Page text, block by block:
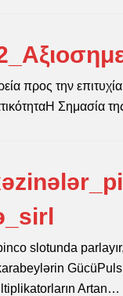
προς την
Σημασία
slotunda
Artan…